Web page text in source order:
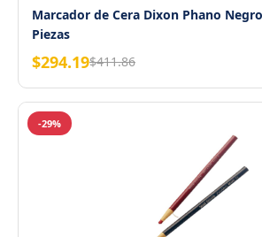
Marcador de Cera Dixon Phano
Piezas
$294.19$411.86
-29%